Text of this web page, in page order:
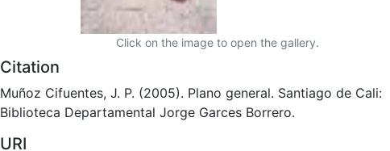
Click on the image to open the gallery.
Citation
Muñoz Cifuentes, J. P. (2005). Plano general. Santiago de Cali:
Biblioteca Departamental Jorge Garces Borrero.
URI